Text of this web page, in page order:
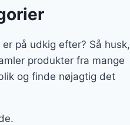
er på udkig efter? Så husk,
produkter fra mange
og finde nøjagtig det